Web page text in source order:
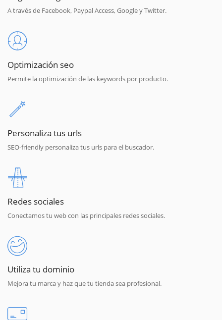
A través de Facebook, Paypal Access, Google y Twitter.
Optimización seo
Permite la optimización de las keywords por producto.
Personaliza tus urls
SEO-friendly personaliza tus urls para el buscador.
Redes sociales
Conectamos tu web con las principales redes sociales.
Utiliza tu dominio
Mejora tu marca y haz que tu tienda sea profesional.